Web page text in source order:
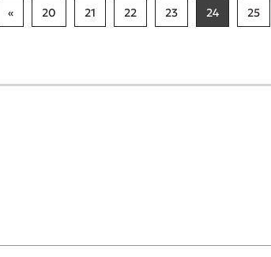
« 20 21 22 23 24 25